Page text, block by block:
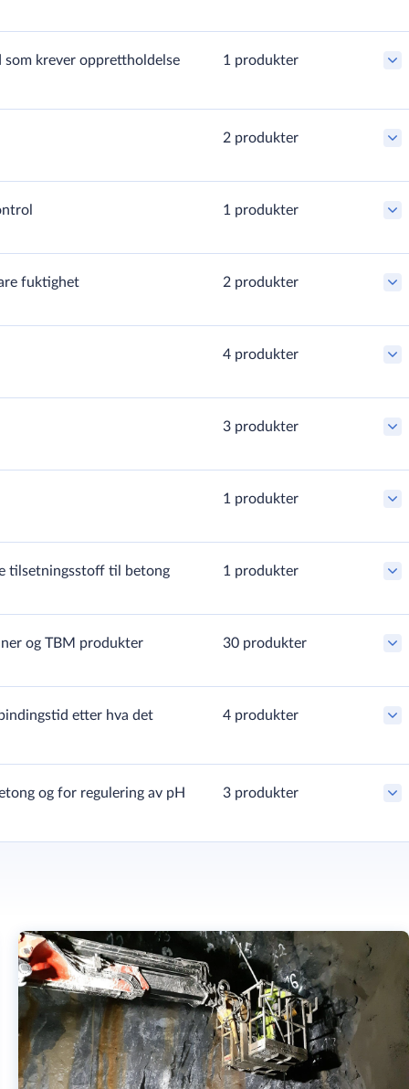
rustbeskyttelse
krever opprettholdelse
1 produkter
2 produkter
1 produkter
fuktighet 2 produkter
4 produkter
3 produkter
betong​
1 produkter
tilsetningsstoff til betong 1 produkter
tilsetningsstoff til
og TBM produkter 30 produkter
etter hva det
4 produkter
og for regulering av pH
3 produkter